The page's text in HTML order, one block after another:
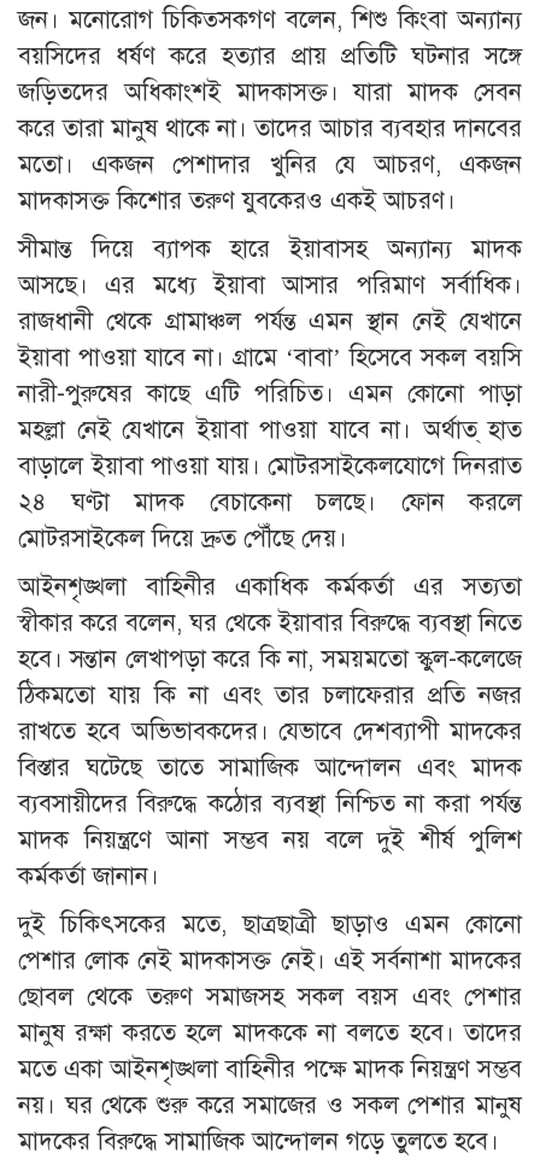
জন। মনোরোগ চিকিত্সকগণ বলেন, শিশু কিংবা অন্যান্য
বয়সিদের ধর্ষণ করে হত্যার প্রায় প্রতিটি ঘটনার সঙ্গে
জড়িতদের অধিকাংশই মাদকাসক্ত। যারা মাদক সেবন
করে তারা মানুষ থাকে না। তাদের আচার ব্যবহার দানবের
মতো। একজন পেশাদার খুনির যে আচরণ, একজন
মাদকাসক্ত কিশোর তরুণ যুবকেরও একই আচরণ।
সীমান্ত দিয়ে ব্যাপক হারে ইয়াবাসহ অন্যান্য মাদক
আসছে। এর মধ্যে ইয়াবা আসার পরিমাণ সর্বাধিক।
রাজধানী থেকে গ্রামাঞ্চল পর্যন্ত এমন স্থান নেই যেখানে
ইয়াবা পাওয়া যাবে না। গ্রামে ‘বাবা’ হিসেবে সকল বয়সি
নারী-পুরুষের কাছে এটি পরিচিত। এমন কোনো পাড়া
মহল্লা নেই যেখানে ইয়াবা পাওয়া যাবে না। অর্থাত্ হাত
বাড়ালে ইয়াবা পাওয়া যায়। মোটরসাইকেলযোগে দিনরাত
২৪ ঘণ্টা মাদক বেচাকেনা চলছে। ফোন করলে
মোটরসাইকেল দিয়ে দ্রুত পৌঁছে দেয়।
আইনশৃঙ্খলা বাহিনীর একাধিক কর্মকর্তা এর সত্যতা
স্বীকার করে বলেন, ঘর থেকে ইয়াবার বিরুদ্ধে ব্যবস্থা নিতে
হবে। সন্তান লেখাপড়া করে কি না, সময়মতো স্কুল-কলেজে
ঠিকমতো যায় কি না এবং তার চলাফেরার প্রতি নজর
রাখতে হবে অভিভাবকদের। যেভাবে দেশব্যাপী মাদকের
বিস্তার ঘটেছে তাতে সামাজিক আন্দোলন এবং মাদক
ব্যবসায়ীদের বিরুদ্ধে কঠোর ব্যবস্থা নিশ্চিত না করা পর্যন্ত
মাদক নিয়ন্ত্রণে আনা সম্ভব নয় বলে দুই শীর্ষ পুলিশ
কর্মকর্তা জানান।
দুই চিকিৎসকের মতে, ছাত্রছাত্রী ছাড়াও এমন কোনো
পেশার লোক নেই মাদকাসক্ত নেই। এই সর্বনাশা মাদকের
ছোবল থেকে তরুণ সমাজসহ সকল বয়স এবং পেশার
মানুষ রক্ষা করতে হলে মাদককে না বলতে হবে। তাদের
মতে একা আইনশৃঙ্খলা বাহিনীর পক্ষে মাদক নিয়ন্ত্রণ সম্ভব
নয়। ঘর থেকে শুরু করে সমাজের ও সকল পেশার মানুষ
মাদকের বিরুদ্ধে সামাজিক আন্দোলন গড়ে তুলতে হবে।